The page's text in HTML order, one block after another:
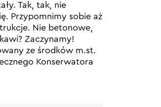
Tak, tak, nie
Przypomnimy sobie aż
Nie betonowe,
Zaczynamy!
ze środków m.st.
Konserwatora